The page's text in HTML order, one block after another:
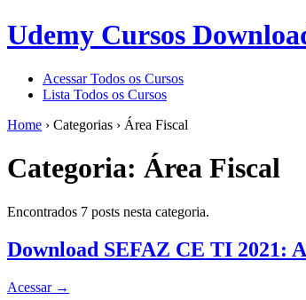
Udemy Cursos
Acessar Todos os Cursos
Lista Todos os Cursos
Home › Categorias › Área Fiscal
Categoria: Área Fiscal
Encontrados 7 posts nesta categoria.
Download SEFAZ CE TI 2021:
Acessar →